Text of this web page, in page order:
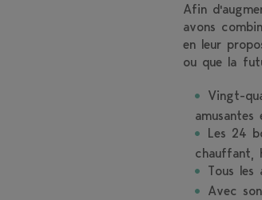
Afin
avons
en leur
ou que la
Vingt-
Les 24
chauffant,
Tous
Avec